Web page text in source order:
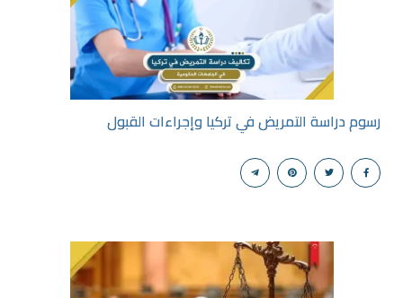
رسوم دراسة التمريض في تركيا وإجراءات القبول